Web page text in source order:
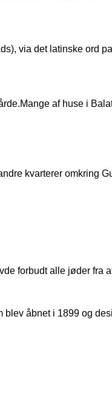
via det latinske ord
af huse i
kvarterer omkring
forbudt alle jøder fra
blev åbnet i 1899 og